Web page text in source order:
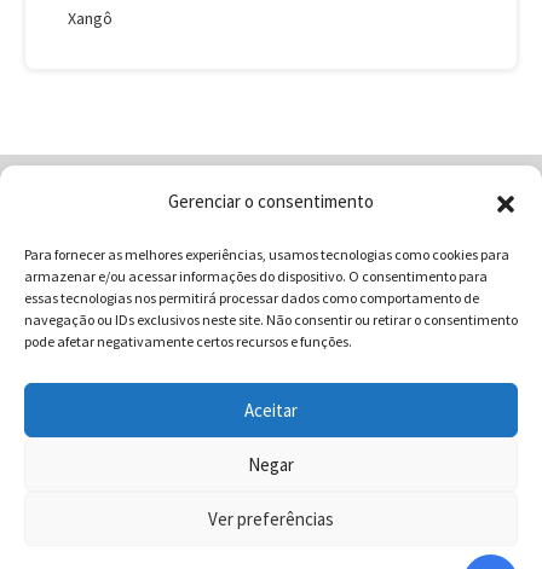
Gerenciar o consentimento
Para fornecer as melhores experiências, usamos tecnologias como cookies para
armazenar e/ou acessar informações do dispositivo. O consentimento para
essas tecnologias nos permitirá processar dados como comportamento de
navegação ou IDs exclusivos neste site. Não consentir ou retirar o consentimento
pode afetar negativamente certos recursos e funções.
Aceitar
Negar
Ver preferências
Xangô
Contatos
Receitas
Blog
Vocabulário da Gastronomia
COMUNICAR - Comunicação e Marketing | CNPJ:
03.013.350/0001-80 | Rua 82 Nº99 Qd. F13 Lt. 13 Sala 01 - Setor
996358681 - CEP: 74.083-010 | © 2025 COMUNICAR.COM.BR